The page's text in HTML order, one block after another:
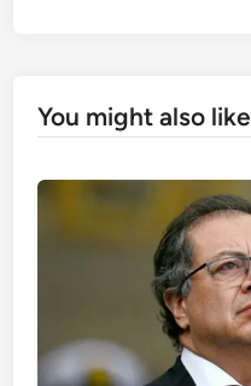
You might also like